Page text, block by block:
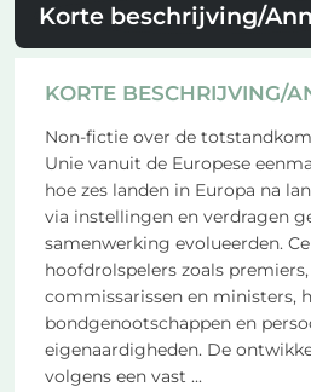
Korte beschrijving/
KORTE BESCHRIJVING/
Non-fictie over de
Unie vanuit de Europese
hoe zes landen in Europa na
via instellingen en verdragen
samenwerking evolueerden.
hoofdrolspelers zoals
commissarissen en ministers,
bondgenootschappen en
eigenaardigheden. De
volgens een vast ...